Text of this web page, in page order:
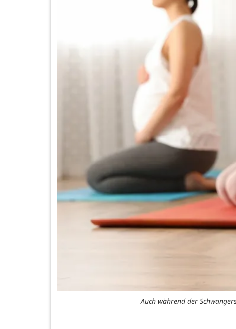
Auch während der